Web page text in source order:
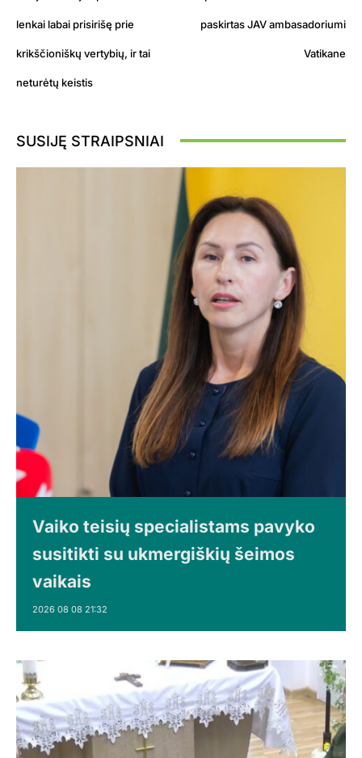
lenkai labai prisirišę prie
krikščioniškų vertybių, ir tai
neturėtų keistis
paskirtas JAV ambasadoriumi
Vatikane
SUSIJĘ STRAIPSNIAI
Vaiko teisių specialistams pavyko
susitikti su ukmergiškių šeimos
vaikais
2026 08 08 21:32